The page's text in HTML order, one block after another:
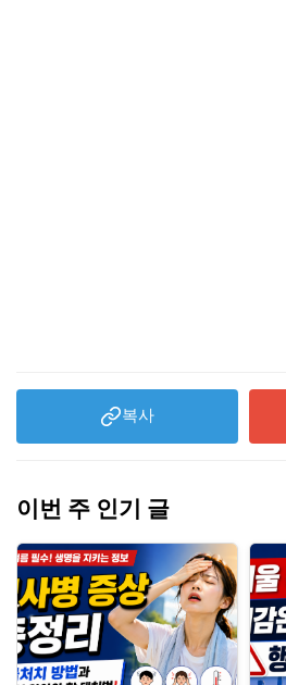
복사
이번 주 인기 글